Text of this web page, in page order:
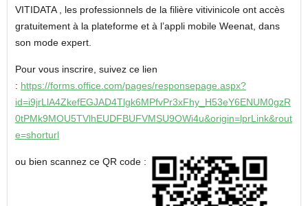
VITIDATA , les professionnels de la filière vitivinicole ont accès
gratuitement à la plateforme et à l’appli mobile Weenat, dans
son mode expert.
Pour vous inscrire, suivez ce lien
: https://forms.office.com/pages/responsepage.aspx?
id=i9jrLlA4ZkefEGJAD4Tlgk6MPfvPr3xFhy_H53eY6ENUM0gzR
0tPMk9MOU5TVlhEUDFBUFVMSU9OWi4u&origin=lprLink&rout
e=shorturl
ou bien scannez ce QR code :